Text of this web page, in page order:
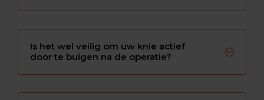
Is het wel veilig om uw knie actief
door te buigen na de operatie?